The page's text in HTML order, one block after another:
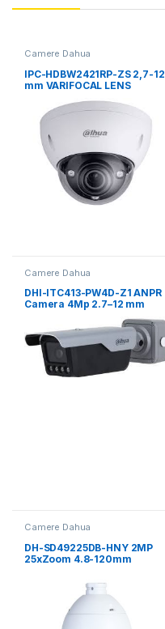
Camere Dahua
IPC-HDBW2421RP-ZS 2,7-12
mm VARIFOCAL LENS
Camere Dahua
DHI-ITC413-PW4D-Z1 ANPR
Camera 4Mp 2.7–12 mm
Camere Dahua
DH-SD49225DB-HNY 2MP
25xZoom 4.8-120mm